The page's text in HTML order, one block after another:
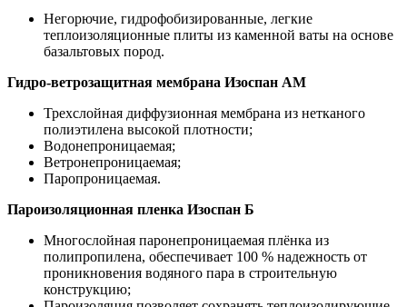
Негорючие, гидрофобизированные, легкие
теплоизоляционные плиты из каменной ваты на основе
базальтовых пород.
Гидро-ветрозащитная мембрана Изоспан АМ
Трехслойная диффузионная мембрана из нетканого
полиэтилена высокой плотности;
Водонепроницаемая;
Ветронепроницаемая;
Паропроницаемая.
Пароизоляционная пленка Изоспан Б
Многослойная паронепроницаемая плёнка из
полипропилена, обеспечивает 100 % надежность от
проникновения водяного пара в строительную
конструкцию;